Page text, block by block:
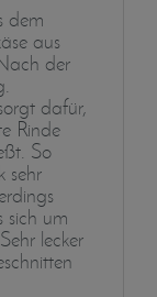
dem
aus
der
dafür,
Rinde
So
sehr
sich um
lecker